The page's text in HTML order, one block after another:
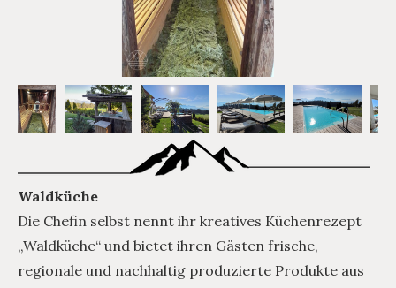
Waldküche
Die Chefin selbst nennt ihr kreatives Küchenrezept
„Waldküche“ und bietet ihren Gästen frische,
regionale und nachhaltig produzierte Produkte aus